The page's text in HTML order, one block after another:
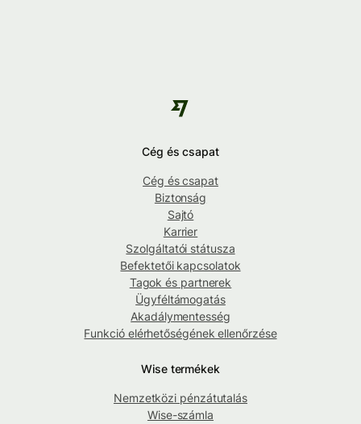
Cég és csapat
Cég és csapat
Biztonság
Sajtó
Karrier
Szolgáltatói státusza
Befektetői kapcsolatok
Tagok és partnerek
Ügyféltámogatás
Akadálymentesség
Funkció elérhetőségének ellenőrzése
Wise termékek
Nemzetközi pénzátutalás
Wise-számla